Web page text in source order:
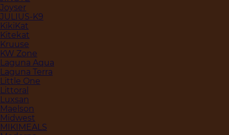
Joyser
JULIUS-K9
KikiKat
Kitekat
Kruuse
KW Zone
Laguna Aqua
Laguna Terra
Little One
Littoral
Luxsan
Maelson
Midwest
MIKIMEALS